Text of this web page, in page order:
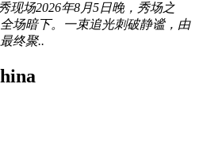
现场2026年8月5日晚，秀场之
场暗下。一束追光刺破静谧，由
终聚..